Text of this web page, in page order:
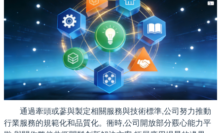
通過牽頭或蔘與製定相關服務與技術標準,公司努力推動
行業服務的規範化和品質化。衕時,公司開放部分覈心能力平